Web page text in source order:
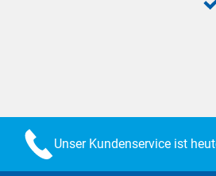
Unser Kundenservice ist